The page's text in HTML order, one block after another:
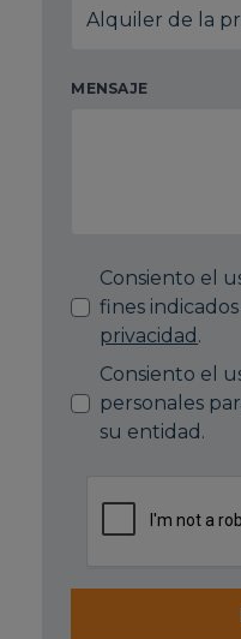
MENSAJE
Consiento el
fines
privacidad .
Consiento el
personales
su entidad.